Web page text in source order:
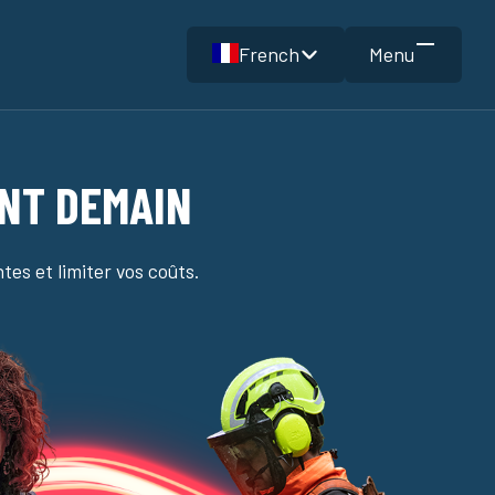
French Menu
DEMAIN
et limiter vos coûts.